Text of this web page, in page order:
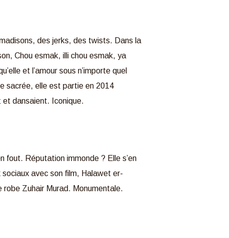
des jerks, des twists. Dans la
Chou esmak, illi chou esmak, ya
et l’amour sous n’importe quel
sacrée, elle est partie en 2014
et dansaient. Iconique.
fout. Réputation immonde ? Elle s’en
avec son film, Halawet er-
robe Zuhair Murad. Monumentale.